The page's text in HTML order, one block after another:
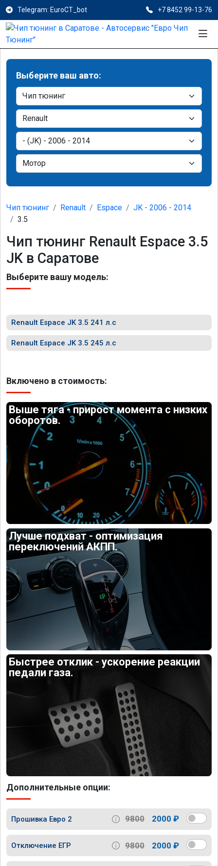
Telegram: EuroCT_bot +7 8452 99-13-76
Выберите ваш авто:
Чип тюнинг Renault Espace
JK - 2006 - 2014
3.5
Чип тюнинг Renault Espace 3.5
JK в Саратове
Выберите вашу модель:
Renault Espace JK 3.5 241 л.с
Renault Espace JK 3.5 245 л.с
Включено в стоимость:
Выше тяга - прирост момента с низких
оборотов.
Лучше подхват - оптимизация
переключений АКПП.
Быстрее отклик - ускорение реакции
педали газа.
Дополнительные опции:
Прошивка Евро 2 9800 2000 ₽
Отключение ЕГР 9800 2000 ₽